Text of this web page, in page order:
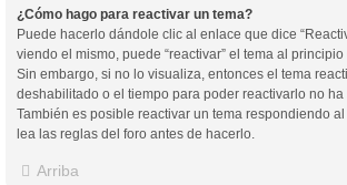
¿Cómo hago para reactivar un tema?
Puede hacerlo dándole clic al enlace que dice
viendo el mismo, puede “reactivar” el tema al
Sin embargo, si no lo visualiza, entonces el tema
deshabilitado o el tiempo para poder reactivarlo no
También es posible reactivar un tema respondiendo
lea las reglas del foro antes de hacerlo.
Arriba